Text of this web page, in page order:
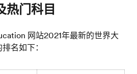
热门科目
网站2021年最新的世界大
名如下：